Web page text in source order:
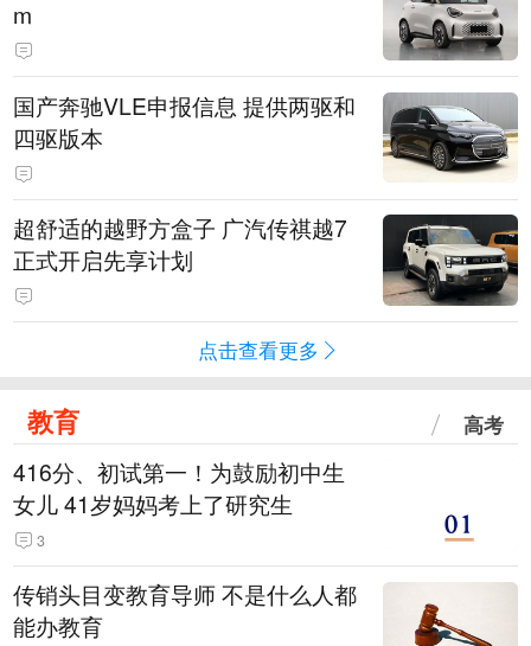
m
国产奔驰VLE申报信息 提供两驱和
四驱版本
超舒适的越野方盒子 广汽传祺越7
正式开启先享计划
点击查看更多
教育 高考
416分、初试第一！为鼓励初中生
女儿 41岁妈妈考上了研究生
3
传销头目变教育导师 不是什么人都
能办教育